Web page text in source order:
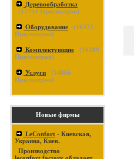
Деревообработка
(17764 Просмотров)
Оборудование (16372
Просмотров)
Комплектующие (16289
Просмотров)
Услуги (14866
Просмотров)
Новые фирмы
LeConfort - Киевская,
Украина, Киев.
Производство